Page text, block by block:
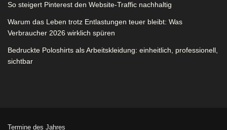
So steigert Pinterest den Website-Traffic nachhaltig
Warum das Leben trotz Entlastungen teuer bleibt: Was
Verbraucher 2026 wirklich spüren
Bedruckte Poloshirts als Arbeitskleidung: einheitlich, professionell,
sichtbar
Termine des Jahres